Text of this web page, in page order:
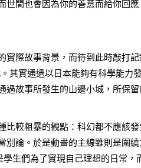
世間也會因為你的善意而給你回
實際故事背景，而待到此時敲打
其實通過以日本能夠有科學能力
過故事所發生的山邊小城，所保
比較粗暴的觀點：科幻都不應該
別論。於是動畫的主線雖則是圍
學生們為了實現自己理想的日常